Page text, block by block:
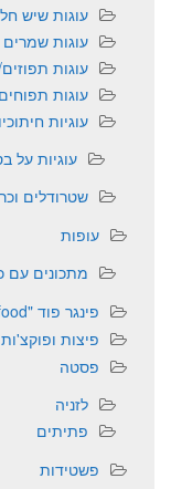
עוגות שיש
עוגות שמרים
עוגות
עוגות תפוחים
עוגיות
עוגיות על
שטרודלים
עופות
מתכונים עם
פינגר פוד "finger food"
פיצות ופוקצ'ות
פסטה
לזניה
פתיתים
פשטידות